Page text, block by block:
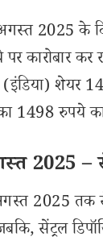
2025 के दिन
कारोबार कर
(इंडिया)
1498 रुपये
2025 –
2025 तक
सेंट्रल